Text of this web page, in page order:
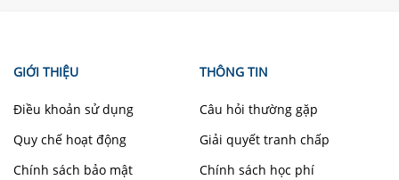
GIỚI THIỆU
Điều khoản sử dụng
Quy chế hoạt động
Chính sách bảo mật
THÔNG TIN
Câu hỏi thường gặp
Giải quyết tranh chấp
Chính sách học phí